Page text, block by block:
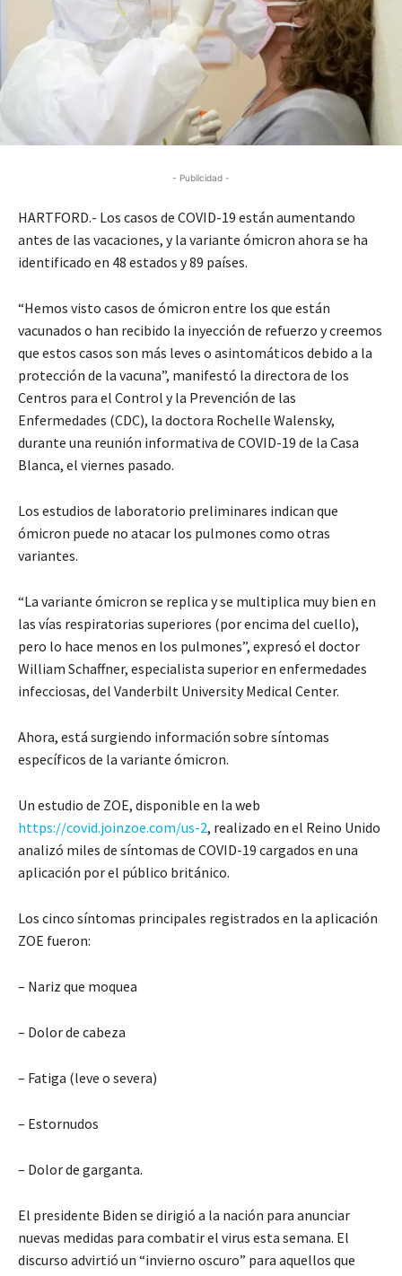
- Publicidad -
HARTFORD.- Los casos de COVID-19 están aumentando
antes de las vacaciones, y la variante ómicron ahora se ha
identificado en 48 estados y 89 países.
“Hemos visto casos de ómicron entre los que están
vacunados o han recibido la inyección de refuerzo y creemos
que estos casos son más leves o asintomáticos debido a la
protección de la vacuna”, manifestó la directora de los
Centros para el Control y la Prevención de las
Enfermedades (CDC), la doctora Rochelle Walensky,
durante una reunión informativa de COVID-19 de la Casa
Blanca, el viernes pasado.
Los estudios de laboratorio preliminares indican que
ómicron puede no atacar los pulmones como otras
variantes.
“La variante ómicron se replica y se multiplica muy bien en
las vías respiratorias superiores (por encima del cuello),
pero lo hace menos en los pulmones”, expresó el doctor
William Schaffner, especialista superior en enfermedades
infecciosas, del Vanderbilt University Medical Center.
Ahora, está surgiendo información sobre síntomas
específicos de la variante ómicron.
Un estudio de ZOE, disponible en la web
https://covid.joinzoe.com/us-2, realizado en el Reino Unido
analizó miles de síntomas de COVID-19 cargados en una
aplicación por el público británico.
Los cinco síntomas principales registrados en la aplicación
ZOE fueron:
– Nariz que moquea
– Dolor de cabeza
– Fatiga (leve o severa)
– Estornudos
– Dolor de garganta.
El presidente Biden se dirigió a la nación para anunciar
nuevas medidas para combatir el virus esta semana. El
discurso advirtió un “invierno oscuro” para aquellos que